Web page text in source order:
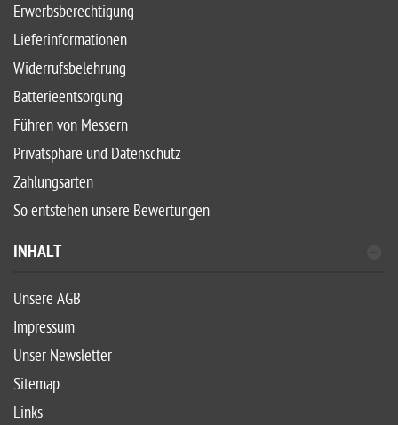
Erwerbsberechtigung
Lieferinformationen
Widerrufsbelehrung
Batterieentsorgung
Führen von Messern
Privatsphäre und Datenschutz
Zahlungsarten
So entstehen unsere Bewertungen
INHALT
Unsere AGB
Impressum
Unser Newsletter
Sitemap
Links